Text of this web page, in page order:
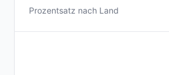
Prozentsatz nach Land